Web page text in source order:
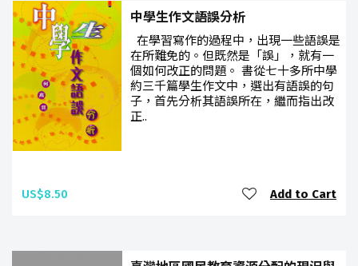
中學生作文語誤分析
在學習寫作的過程中，出現一些語誤是
在所難免的。但既然是「誤」，就有一
個如何改正的問題。 書從七十多所中學
約三千篇學生作文中，選出有語誤的句
子，首先分析其語誤所在，繼而指出改
正..
US$8.50 Add to Cart